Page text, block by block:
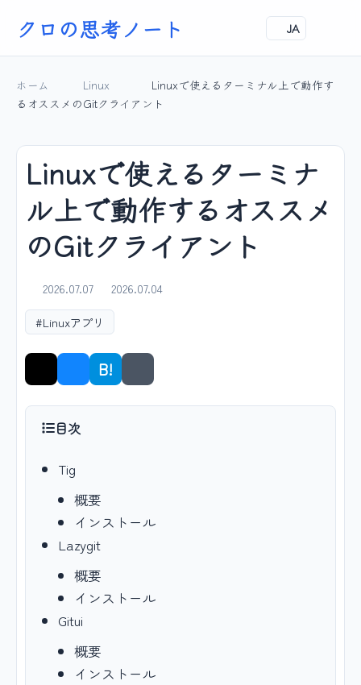
クロの思考ノート JA
ホーム Linux
Linuxで使えるターミナル上で動作す
るオススメのGitクライアント
Linuxで使えるターミナ
ル上で動作するオススメ
のGitクライアント
2026.07.07
2026.07.04
#Linuxアプリ
B! シェア
目次
Tig
概要
インストール
Lazygit
概要
インストール
Gitui
概要
インストール